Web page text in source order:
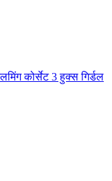
कोर्सेट 3 हुक्स गिर्डल